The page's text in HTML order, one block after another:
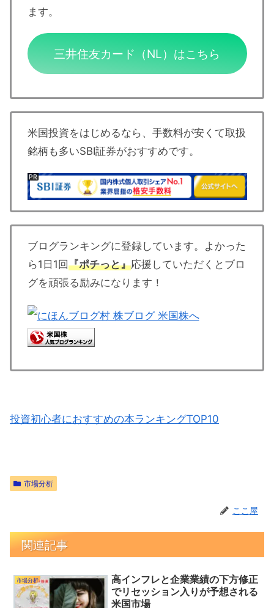
ます。
三井住友カード（NL）はこちら
米国投資をはじめるなら、手数料が安くて取扱
銘柄も多いSBI証券がおすすめです。
ブログランキングに登録しています。よかった
ら1日1回『ポチっと』応援していただくとブロ
グを頑張る励みになります！
投資初心者におすすめの本ランキングTOP10
市場分析
ここ屋
関連記事
市場分析
高インフレと企業業績の下方修正
でリセッション入りが予想される
米国市場